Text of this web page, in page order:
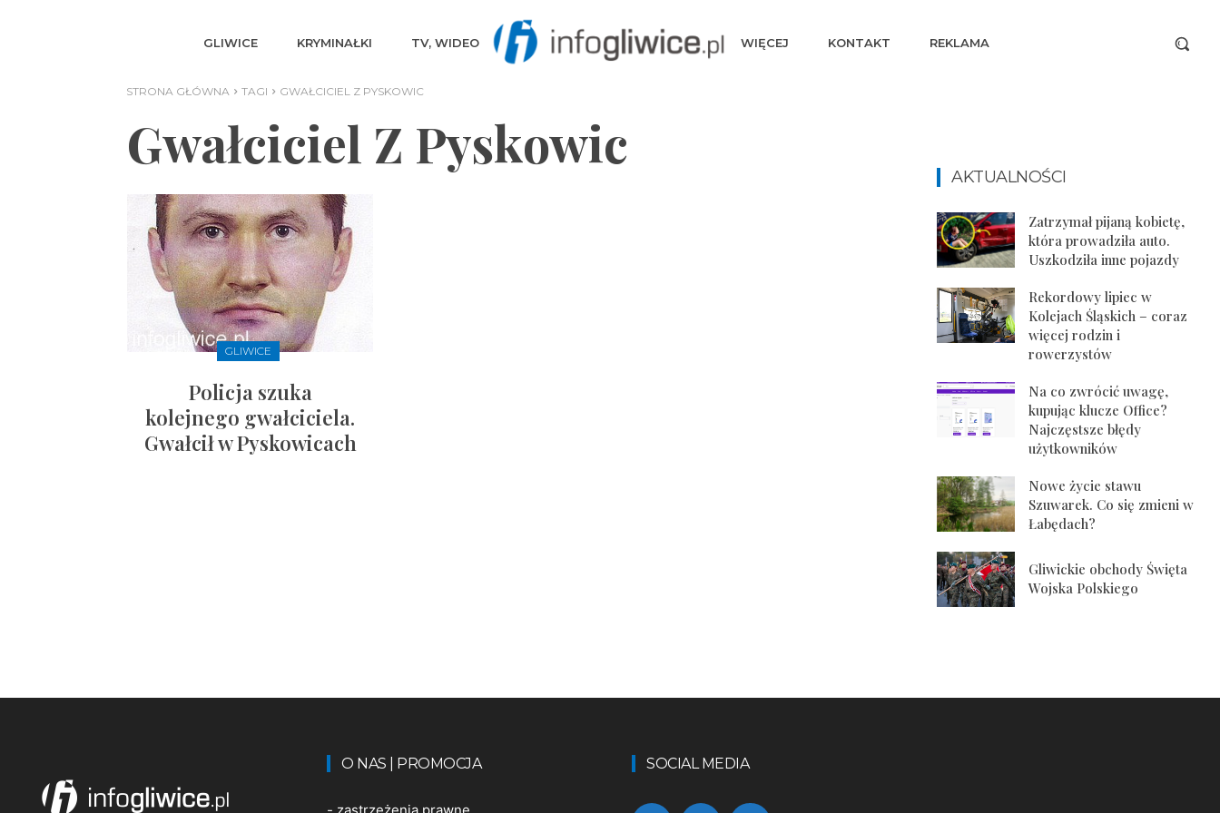
GLIWICE KRYMINAŁKI TV, WIDEO WIĘCEJ KONTAKT REKLAMA
STRONA GŁÓWNA TAGI GWAŁCICIEL Z PYSKOWIC
Gwałciciel Z Pyskowic
GLIWICE
Policja szuka
kolejnego gwałciciela.
Gwałcił w Pyskowicach
AKTUALNOŚCI
Zatrzymał pijaną kobietę,
która prowadziła auto.
Uszkodziła inne pojazdy
Rekordowy lipiec w
Kolejach Śląskich – coraz
więcej rodzin i
rowerzystów
Na co zwrócić uwagę,
kupując klucze Office?
Najczęstsze błędy
użytkowników
Nowe życie stawu
Szuwarek. Co się zmieni w
Łabędach?
Gliwickie obchody Święta
Wojska Polskiego
O NAS | PROMOCJA
- zastrzeżenia prawne
SOCIAL MEDIA